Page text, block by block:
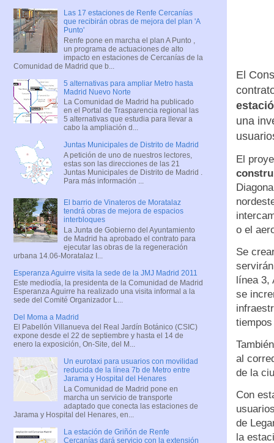
El
una
El
o el
Se
línea 3,
se
al
de la
Con
de
la
Las 17 estaciones de Renfe Cercanías
que recibirán obras de mejora del plan 'A
Punto'
Renfe pone en marcha el plan A Punto ,
un programa de actuaciones de alto
impacto en estaciones de Cercanías de la
Comunidad de Madrid que b...
5 alternativas para ampliar Metro hasta
Madrid Nuevo Norte
La Comunidad de Madrid ha publicado
en el Portal de Trasparencia regional las
5 alternativas que estudia para llevar a
cabo la ampliación d...
Juntas Municipales de Distrito de Madrid
A petición de uno de nuestros lectores,
estas son las direcciones de las 21
Juntas Municipales de Distrito de Madrid .
Para más información ...
El barrio de Vinateros de Moratalaz
tendrá obras de mejora de espacios
interbloques
La Junta de Gobierno del Ayuntamiento
de Madrid ha aprobado el contrato para
ejecutar las obras de la regeneración
urbana 14.06-Moratalaz I...
Esperanza Aguirre visita la sede de la JMJ Madrid 2011
Este mediodía, la presidenta de la Comunidad de Madrid
Esperanza Aguirre ha realizado una visita informal a la
sede del Comité Organizador L...
Del Moma a Madrid
El Pabellón Villanueva del Real Jardín Botánico (CSIC)
expone desde el 22 de septiembre y hasta el 14 de
enero la exposición, On-Site, del M...
Un eurotaxi para usuarios con movilidad
reducida de la línea 7b de Metro entre
Jarama y Hospital del Henares
La Comunidad de Madrid pone en
marcha un servicio de transporte
adaptado que conecta las estaciones de
Jarama y Hospital del Henares, en...
La estación de Griñón de Renfe
Cercanías dará servicio con la extensión